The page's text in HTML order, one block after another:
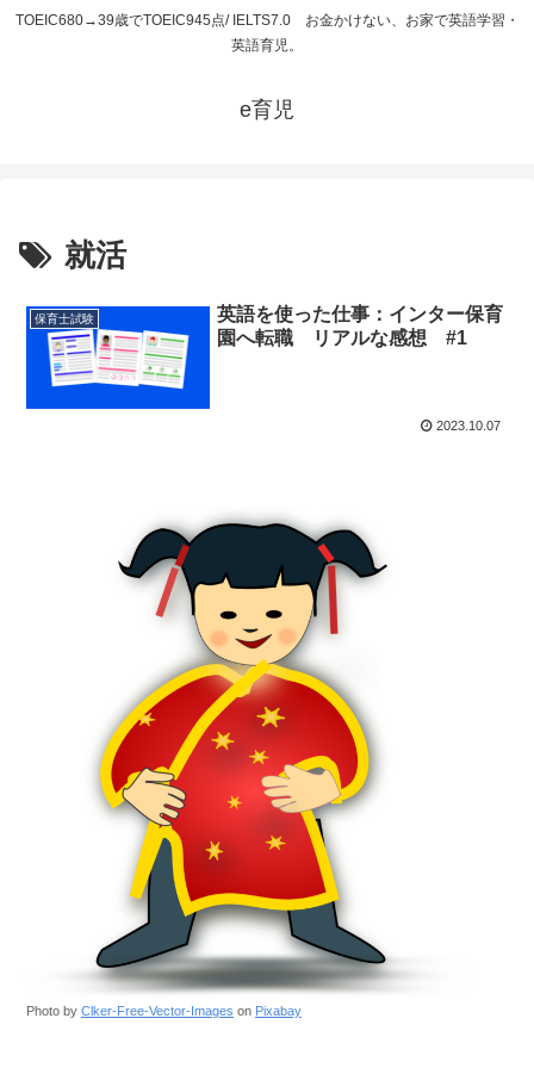
TOEIC680→39歳でTOEIC945点/ IELTS7.0 お金かけない、お家で英語学習・
英語育児。
e育児
就活
保育士試験
英語を使った仕事：インター保育
園へ転職 リアルな感想 #1
2023.10.07
Photo by Clker-Free-Vector-Images on Pixabay